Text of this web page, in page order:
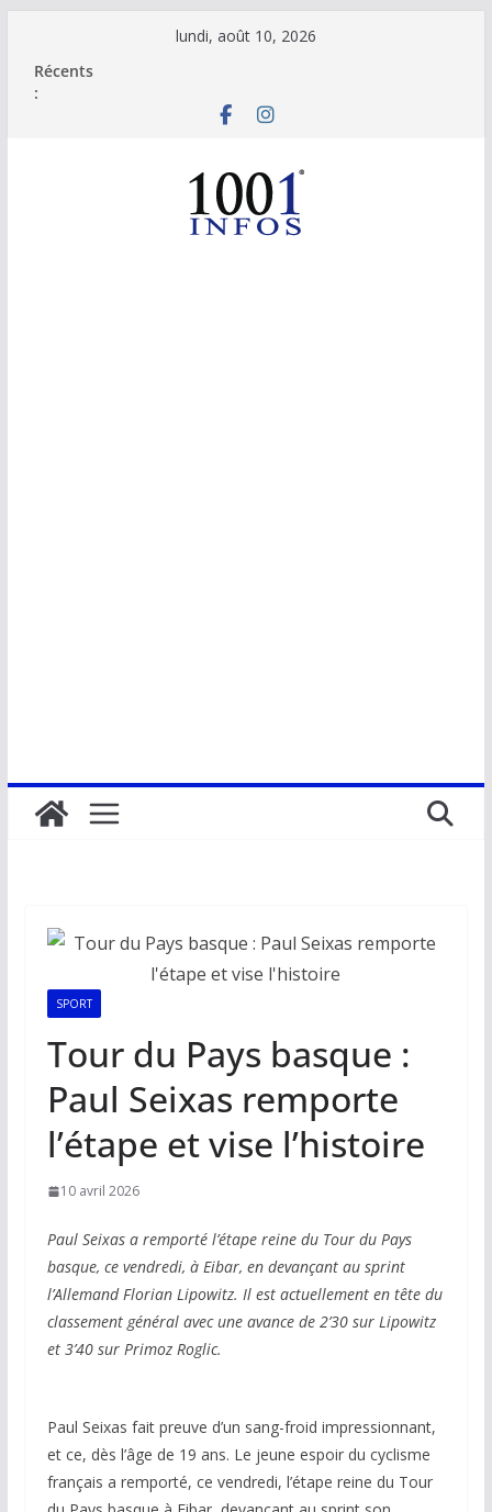
contenu
lundi, août 10, 2026
Récents
:
SPORT
Tour du Pays basque :
Paul Seixas remporte
l’étape et vise l’histoire
10 avril 2026
Paul Seixas a remporté l’étape reine du Tour du Pays
basque, ce vendredi, à Eibar, en devançant au sprint
l’Allemand Florian Lipowitz. Il est actuellement en tête du
classement général avec une avance de 2’30 sur Lipowitz
et 3’40 sur Primoz Roglic.
Paul Seixas fait preuve d’un sang-froid impressionnant,
et ce, dès l’âge de 19 ans. Le jeune espoir du cyclisme
français a remporté, ce vendredi, l’étape reine du Tour